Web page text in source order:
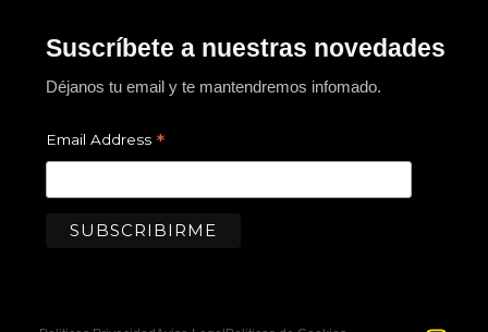
Suscríbete a nuestras novedades
Déjanos tu email y te mantendremos infomado.
Email Address *